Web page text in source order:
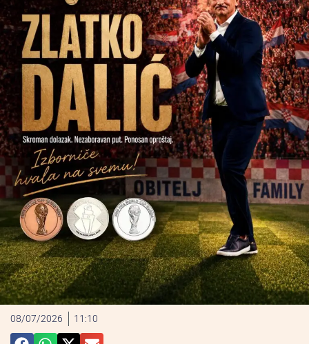
08/07/2026 11:10